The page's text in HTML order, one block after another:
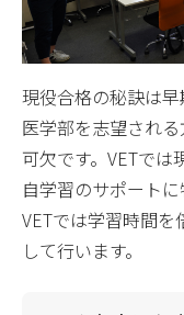
現役合格の秘訣は
医学部を志望され
可欠です。VETでは
自学習のサポート
VETでは学習時間
して行います。